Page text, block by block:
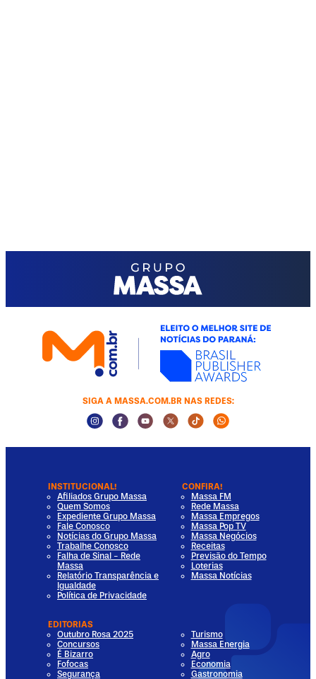
SIGA A MASSA.COM.BR NAS REDES:
Instagram Social Media
Facebook Social Media
Youtube Social Media
Twitter Social Media
Tiktok Social Media
Whatsapp
INSTITUCIONAL!
Afiliados Grupo Massa
Quem Somos
Expediente Grupo Massa
Fale Conosco
Notícias do Grupo Massa
Trabalhe Conosco
Falha de Sinal - Rede
Massa
Relatório Transparência e
Igualdade
Política de Privacidade
CONFIRA!
Massa FM
Rede Massa
Massa Empregos
Massa Pop TV
Massa Negócios
Receitas
Previsão do Tempo
Loterias
Massa Notícias
EDITORIAS
Outubro Rosa 2025
Concursos
É Bizarro
Fofocas
Segurança
Turismo
Massa Energia
Agro
Economia
Gastronomia